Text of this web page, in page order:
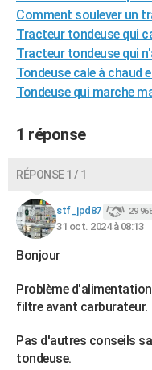
Destinations
City break
Voyage nature
Voyage de noces
Forum
Climat
+PHOTO
GUIDES D'ACHAT
BONS PLANS
Carte de Noël
Carte Bonne année
Carte Saint-Valentin
Carte Pâques
Carte d'anniversaire
Dictionnaire
Biographies
Citations
Expressions
Proverbes
PROGRAMME TV
COPAINS D'AVANT
AVIS DE DÉCÈS
Bricolage
Lifestyle
Culture
Sport
Auto
Television
Voyage
Cinema
Comment soulever un
Tracteur tondeuse qui
Tracteur tondeuse qui
Tondeuse cale à chaud
Tondeuse qui marche
1 réponse
RÉPONSE 1 / 1
stf_jpd87 29 968
31 oct. 2024 à 08:13
Bonjour
Problème
filtre avant carburateur.
Pas d'autres conseils
tondeuse.